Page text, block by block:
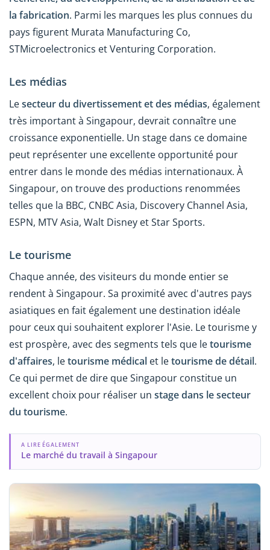
la fabrication. Parmi les marques les plus connues du
pays figurent Murata Manufacturing Co,
STMicroelectronics et Venturing Corporation.
Les médias
Lesecteur du divertissement et des médias, également
très important à Singapour, devrait connaître une
croissance exponentielle. Un stage dans ce domaine
peut représenter une excellente opportunité pour
entrer dans le monde des médias internationaux. À
Singapour, on trouve des productions renommées
telles que la BBC, CNBC Asia, Discovery Channel Asia,
ESPN, MTV Asia, Walt Disney et Star Sports.
Le tourisme
Chaque année, des visiteurs du monde entier se
rendent à Singapour. Sa proximité avec d'autres pays
asiatiques en fait également une destination idéale
pour ceux qui souhaitent explorer l'Asie. Le tourisme y
est prospère, avec des segments tels que letourisme
d'affaires, letourisme médical et letourisme de détail.
Ce qui permet de dire que Singapour constitue un
excellent choix pour réaliser un stage dans le secteur
du tourisme.
A LIRE ÉGALEMENT
Le marché du travail à Singapour